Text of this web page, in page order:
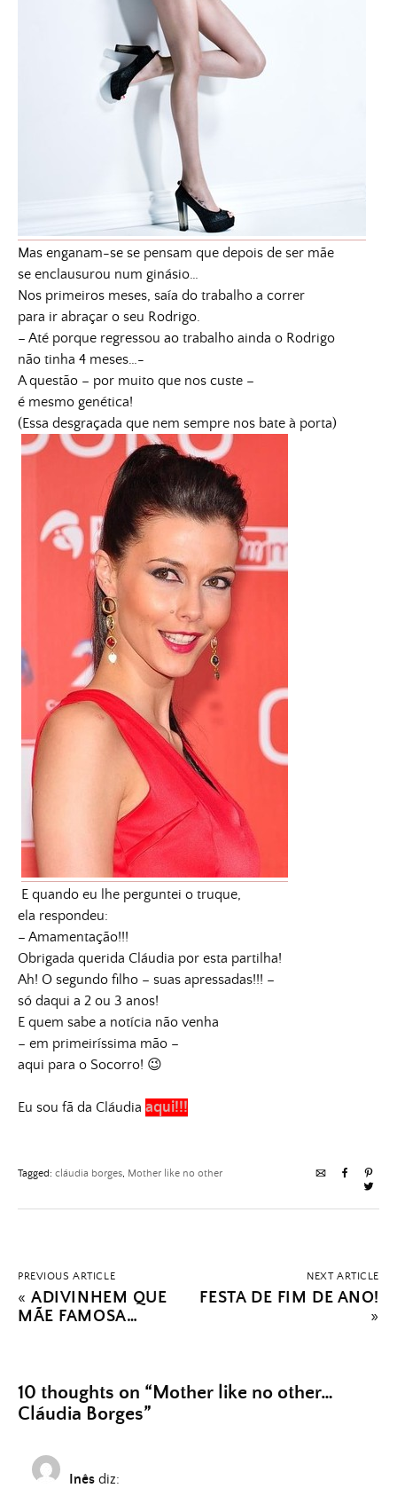
Mas enganam-se se pensam que depois de ser mãe
se enclausurou num ginásio…
Nos primeiros meses, saía do trabalho a correr
para ir abraçar o seu Rodrigo.
– Até porque regressou ao trabalho ainda o Rodrigo
não tinha 4 meses…-
A questão – por muito que nos custe –
é mesmo genética!
(Essa desgraçada que nem sempre nos bate à porta)
E quando eu lhe perguntei o truque,
ela respondeu:
– Amamentação!!!
Obrigada querida Cláudia por esta partilha!
Ah! O segundo filho – suas apressadas!!! –
só daqui a 2 ou 3 anos!
E quem sabe a notícia não venha
– em primeiríssima mão –
aqui para o Socorro! 😉
Eu sou fã da Cláudia aqui!!!
Tagged: cláudia borges, Mother like no other
PREVIOUS ARTICLE
«ADIVINHEM QUE
MÃE FAMOSA…
NEXT ARTICLE
FESTA DE FIM DE ANO!
»
10 thoughts on “ Mother like no other…
Cláudia Borges”
Inês diz: